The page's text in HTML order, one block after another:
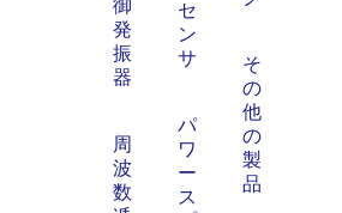
発
振
器
周
波
数
セ
ン
サ
パ
ワ
ー
ス
そ
の
他
の
製
品